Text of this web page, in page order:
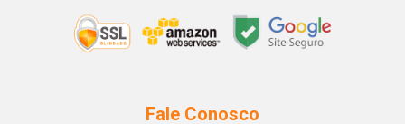
Fale Conosco